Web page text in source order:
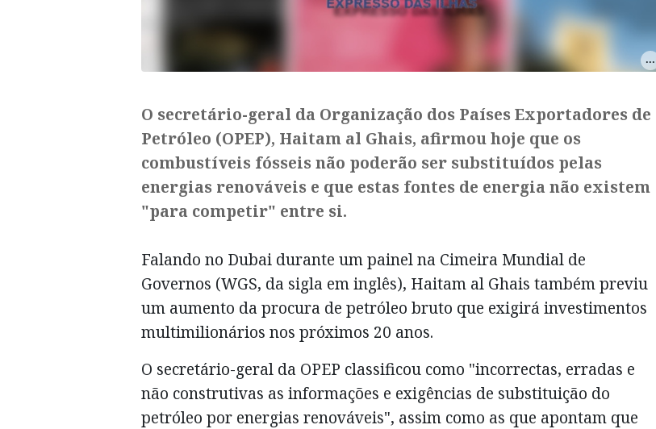
O secretário-geral da Organização dos Países Exportadores de
Petróleo (OPEP), Haitam al Ghais, afirmou hoje que os
combustíveis fósseis não poderão ser substituídos pelas
energias renováveis e que estas fontes de energia não existem
"para competir" entre si.
Falando no Dubai durante um painel na Cimeira Mundial de
Governos (WGS, da sigla em inglês), Haitam al Ghais também previu
um aumento da procura de petróleo bruto que exigirá investimentos
multimilionários nos próximos 20 anos.
O secretário-geral da OPEP classificou como "incorrectas, erradas e
não construtivas as informações e exigências de substituição do
petróleo por energias renováveis", assim como as que apontam que